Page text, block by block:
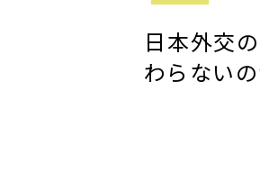
日本外交
わらない